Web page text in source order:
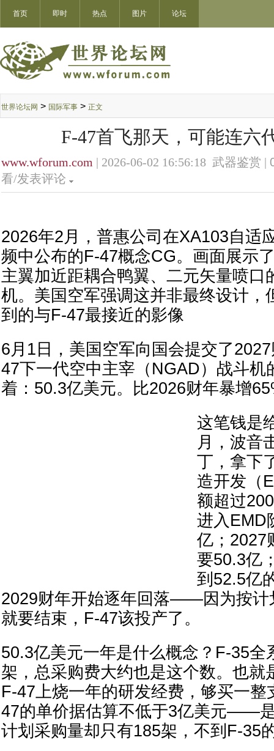
首页 即时 热点 图片 论坛
世界论坛网 > 国际军事 > 正文
F-47首飞那天，可能连六
www.wforum.com | 2026-06-02 16:56:18 武器鉴赏 |
看/发表评论
2026年2月，普惠公司在XA103自适
频中公布的F-47概念CG。画面展示
主翼加近距耦合鸭翼、二元矢量喷口
机。美国空军强调这并非最终设计，
到的与F-47最接近的影像
6月1日，美国空军向国会提交了
47下一代空中主宰（NGAD）战斗机
着：50.3亿美元。比2026财年暴增
这笔钱是
月，波音
丁，拿下
造开发（
额超过
进入EMD
亿；2027
要50.3亿
到52.5亿
2029财年开始逐年回落——因为按计
就要结束，F-47该投产了。
50.3亿美元一年是什么概念？F-35全
架，总采购费大约也是这个数。也就
F-47上烧一年的研发经费，够买一整
47的单价据估算不低于3亿美元——
计划采购量却只有185架，不到F-35